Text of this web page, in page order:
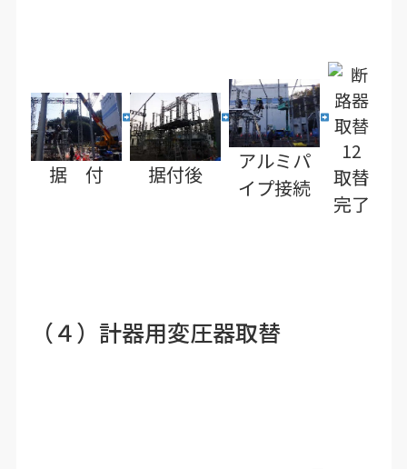
据 付 据付後
アルミパ
イプ接続
取替
完了
（４）計器用変圧器取替